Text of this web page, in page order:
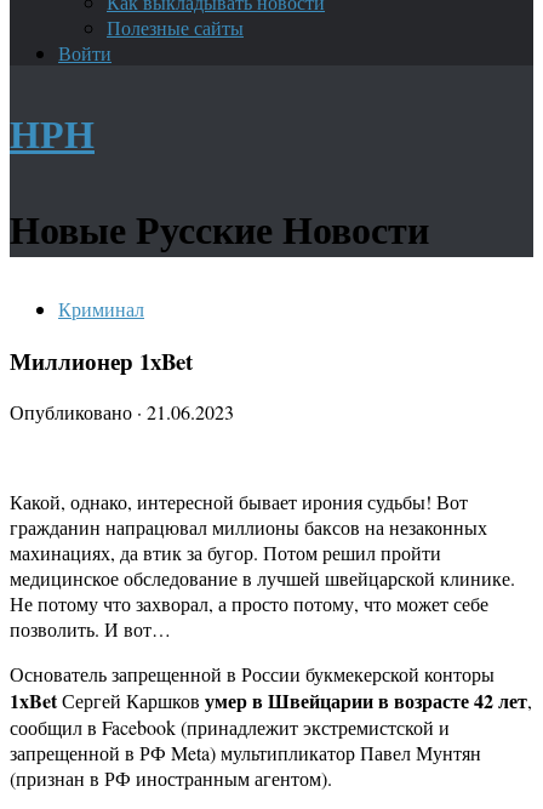
Полезные сайты
Войти
НРН
Новые Русские Новости
Криминал
Миллионер 1xBet
Опубликовано · 21.06.2023
Какой, однако, интересной бывает ирония судьбы! Вот
гражданин напрацювал миллионы баксов на незаконных
махинациях, да втик за бугор. Потом решил пройти
медицинское обследование в лучшей швейцарской клинике.
Не потому что захворал, а просто потому, что может себе
позволить. И вот…
Основатель запрещенной в России букмекерской конторы
1xBetСергей Каршков умер в Швейцарии в возрасте 42 лет,
сообщил в Facebook (принадлежит экстремистской и
запрещенной в РФ Meta) мультипликатор Павел Мунтян
(признан в РФ иностранным агентом).